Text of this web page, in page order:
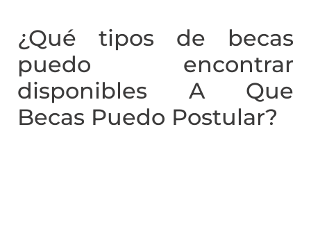
¿Qué tipos de becas
puedo encontrar
disponibles A Que
Becas Puedo Postular?